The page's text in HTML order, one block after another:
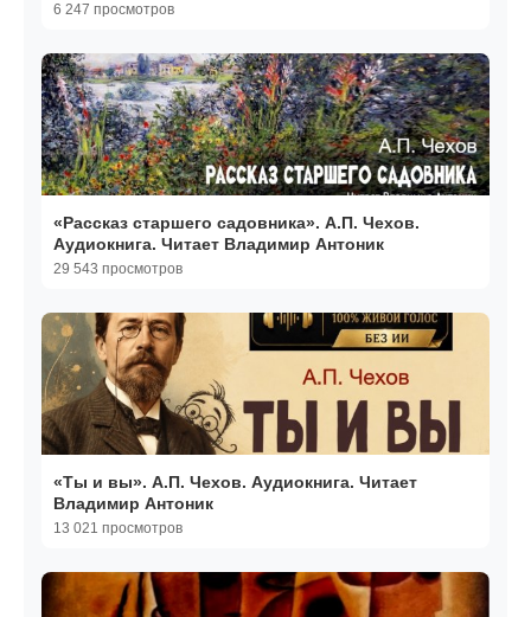
6 247 просмотров
«Рассказ старшего садовника». А.П. Чехов.
Аудиокнига. Читает Владимир Антоник
29 543 просмотров
«Ты и вы». А.П. Чехов. Аудиокнига. Читает
Владимир Антоник
13 021 просмотров